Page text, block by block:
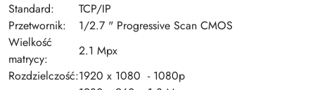
Standard:
TCP/IP
Przetwornik:
1/2.7 " Progressive Scan CMOS
Wielkość
matrycy:
2.1 Mpx
Rozdzielczość:1920 x 1080 - 1080p